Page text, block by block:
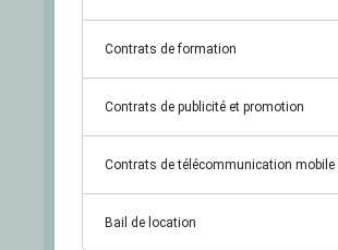
Contrats de formation
Contrats de publicité et promotion
Contrats de télécommunication mobile
Bail de location